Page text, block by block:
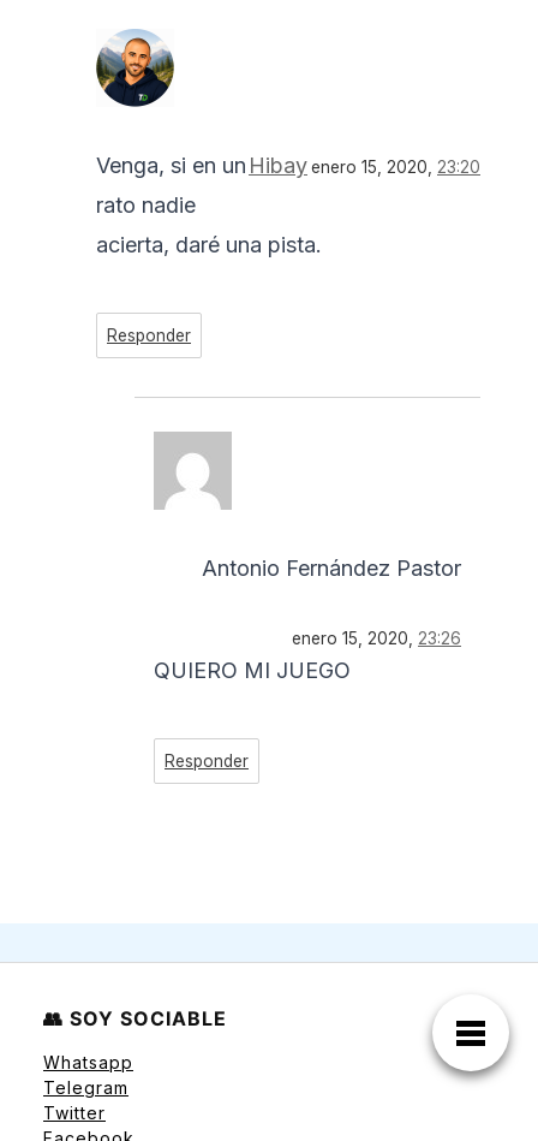
Hibayenero 15, 2020, 23:20
Venga, si en un
rato nadie
acierta, daré una pista.
Responder
Antonio Fernández Pastor
enero 15, 2020, 23:26
QUIERO MI JUEGO
Responder
👥 SOY SOCIABLE
Whatsapp
Telegram
Twitter